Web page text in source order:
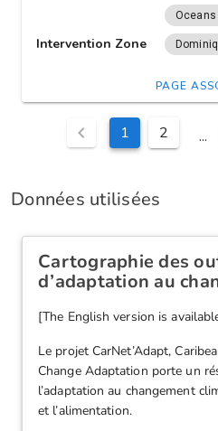
Données utilisées
Cartographie des
d’adaptation au
[The English version is
Le projet CarNet’Adapt,
Change Adaptation porte un
l’adaptation au changement
et l’alimentation.